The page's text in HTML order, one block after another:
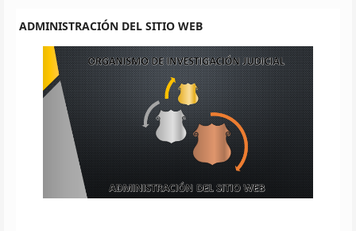
ADMINISTRACIÓN DEL SITIO WEB